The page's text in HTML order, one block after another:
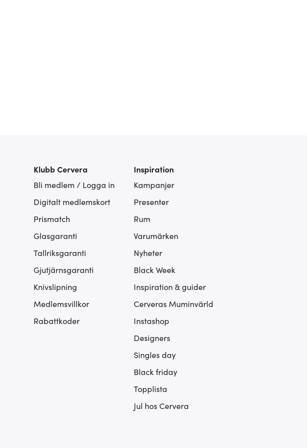
Klubb Cervera
Bli medlem / Logga in
Digitalt medlemskort
Prismatch
Glasgaranti
Tallriksgaranti
Gjutjärnsgaranti
Knivslipning
Medlemsvillkor
Rabattkoder
Inspiration
Kampanjer
Presenter
Rum
Varumärken
Nyheter
Black Week
Inspiration & guider
Cerveras Muminvärld
Instashop
Designers
Singles day
Black friday
Topplista
Jul hos Cervera